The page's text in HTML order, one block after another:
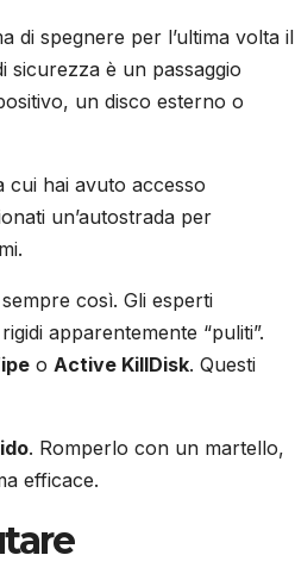
di spegnere per l’ultima volta il
è un passaggio
un disco esterno o
cui hai avuto accesso
un’autostrada per
così. Gli esperti
apparentemente “puliti”.
o Active KillDisk. Questi
. Romperlo con un martello,
efficace.